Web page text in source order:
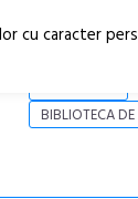
BIBLIOTECA DE
cu caracter